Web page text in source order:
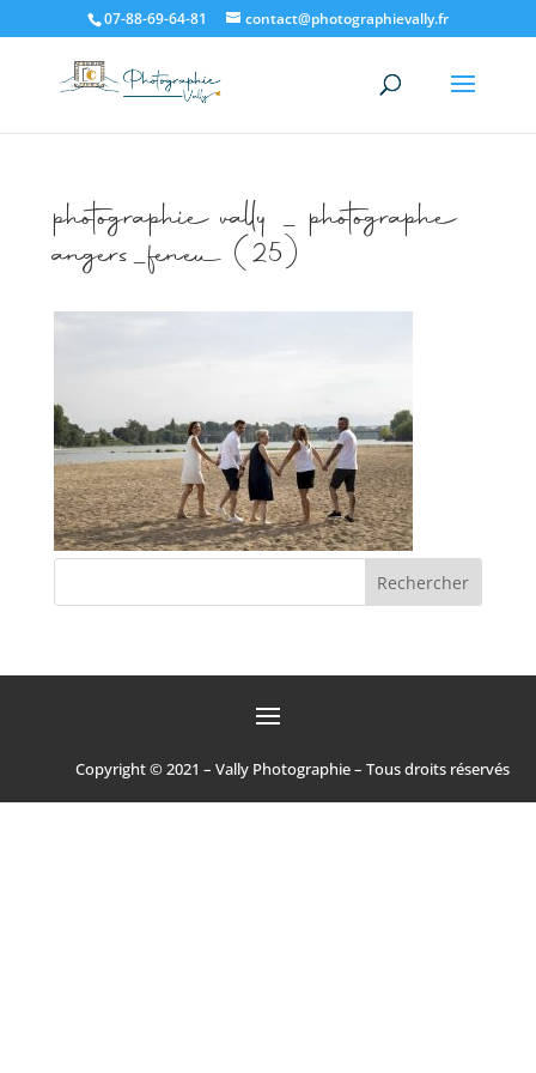
07-88-69-64-81 contact@photographievally.fr
photographie vally _ photographe
angers_feneu (25)
Copyright © 2021 – Vally Photographie – Tous droits réservés